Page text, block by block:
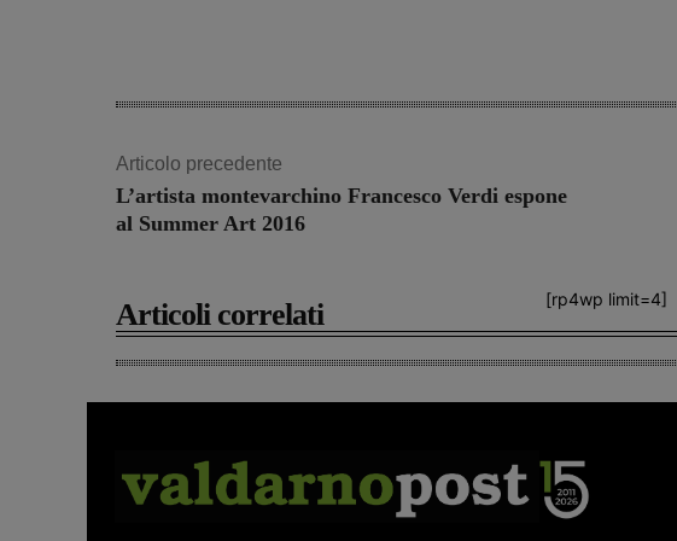
Articolo precedente
L’artista montevarchino Francesco Verdi espone
al Summer Art 2016
[rp4wp limit=4]
Articoli correlati